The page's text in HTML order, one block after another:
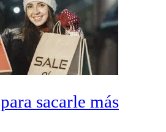
sacarle más